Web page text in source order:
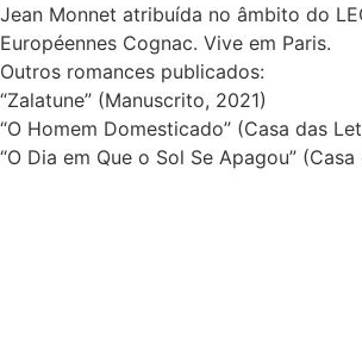
Jean Monnet atribuída no âmbito do
Européennes Cognac. Vive em Paris.
Outros romances publicados:
“Zalatune” (Manuscrito, 2021)
“O Homem Domesticado” (Casa das
“O Dia em Que o Sol Se Apagou”